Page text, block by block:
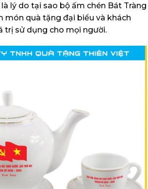
lý do tại sao bộ ấm chén Bát Tràng
món quà tặng đại biểu và khách
trị sử dụng cho mọi người.